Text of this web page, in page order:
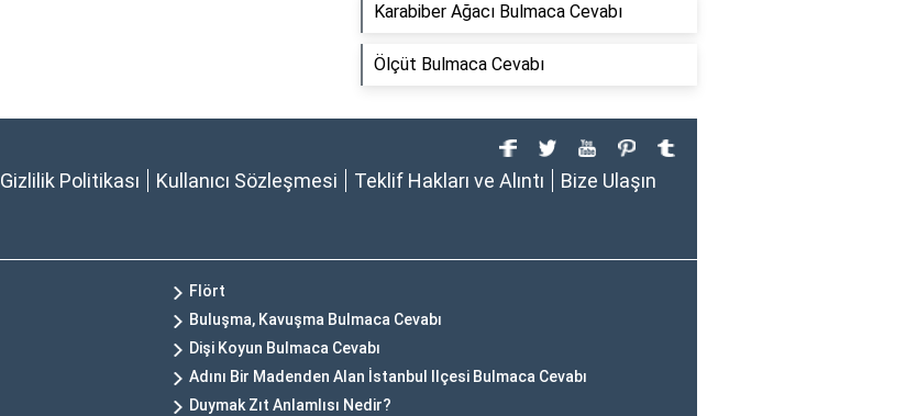
Karabiber Ağacı Bulmaca Cevabı
Ölçüt Bulmaca Cevabı
Gizlilik Politikası Kullanıcı Sözleşmesi Teklif Hakları ve Alıntı Bize Ulaşın
Flört
Buluşma, Kavuşma Bulmaca Cevabı
Dişi Koyun Bulmaca Cevabı
Adını Bir Madenden Alan İstanbul Ilçesi Bulmaca Cevabı
Duymak Zıt Anlamlısı Nedir?